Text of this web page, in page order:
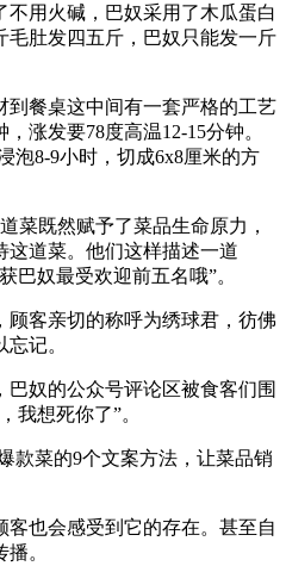
用火碱，巴奴采用了木瓜蛋白
毛肚发四五斤，巴奴只能发一斤
到餐桌这中间有一套严格的工艺
涨发要78度高温12-15分钟。
泡8-9小时，切成6x8厘米的方
菜既然赋予了菜品生命原力，
这道菜。他们这样描述一道
巴奴最受欢迎前五名哦”。
客亲切的称呼为绣球君，彷佛
记。
奴的公众号评论区被食客们围
我想死你了”。
也会感受到它的存在。甚至自
。